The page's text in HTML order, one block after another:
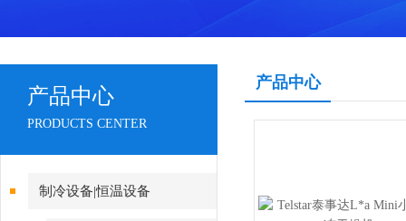
产品中心
PRODUCTS CENTER
制冷设备|恒温设备
产品中心